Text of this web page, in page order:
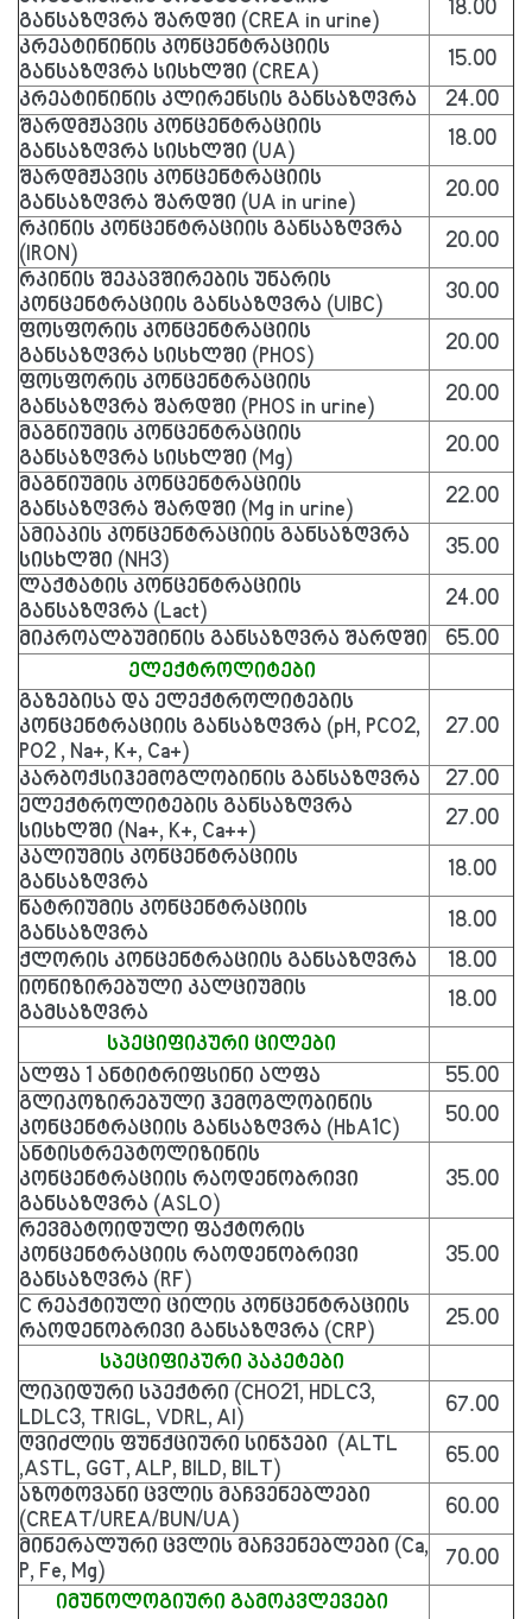
განსაზღვრა შარდში (CREA in urine)
18.00
კრეატინინის კონცენტრაციის
განსაზღვრა სისხლში (CREA)
15.00
კრეატინინის კლირენსის განსაზღვრა
24.00
შარდმჟავის კონცენტრაციის
განსაზღვრა სისხლში (UA)
18.00
შარდმჟავის კონცენტრაციის
განსაზღვრა შარდში (UA in urine)
20.00
რკინის კონცენტრაციის განსაზღვრა
(IRON)
20.00
რკინის შეკავშირების უნარის
კონცენტრაციის განსაზღვრა (UIBC)
30.00
ფოსფორის კონცენტრაციის
განსაზღვრა სისხლში (PHOS)
20.00
ფოსფორის კონცენტრაციის
განსაზღვრა შარდში (PHOS in urine)
20.00
მაგნიუმის კონცენტრაციის
განსაზღვრა სისხლში (Mg)
20.00
მაგნიუმის კონცენტრაციის
განსაზღვრა შარდში (Mg in urine)
22.00
ამიაკის კონცენტრაციის განსაზღვრა
სისხლში (NH3)
35.00
ლაქტატის კონცენტრაციის
განსაზღვრა (Lact)
24.00
მიკროალბუმინის განსაზღვრა შარდში
65.00
ელექტროლიტები
გაზებისა და ელექტროლიტების
კონცენტრაციის განსაზღვრა (pH, PCO2,
PO2 , Na+, K+, Ca+)
27.00
კარბოქსიჰემოგლობინის განსაზღვრა
27.00
ელექტროლიტების განსაზღვრა
სისხლში (Na+, K+, Ca++)
27.00
კალიუმის კონცენტრაციის
განსაზღვრა
18.00
ნატრიუმის კონცენტრაციის
განსაზღვრა
18.00
ქლორის კონცენტრაციის განსაზღვრა
18.00
იონიზირებული კალციუმის
გამსაზღვრა
18.00
სპეციფიკური ცილები
ალფა 1 ანტიტრიფსინი ალფა
55.00
გლიკოზირებული ჰემოგლობინის
კონცენტრაციის განსაზღვრა (HbA1C)
50.00
ანტისტრეპტოლიზინის
კონცენტრაციის რაოდენობრივი
განსაზღვრა (ASLO)
35.00
რევმატოიდული ფაქტორის
კონცენტრაციის რაოდენობრივი
განსაზღვრა (RF)
35.00
C რეაქტიული ცილის კონცენტრაციის
რაოდენობრივი განსაზღვრა (CRP)
25.00
სპეციფიკური პაკეტები
ლიპიდური სპექტრი (CHO21, HDLC3,
LDLC3, TRIGL, VDRL, AI)
67.00
ღვიძლის ფუნქციური სინჯები (ALTL
,ASTL, GGT, ALP, BILD, BILT)
65.00
აზოტოვანი ცვლის მაჩვენებლები
(CREAT/UREA/BUN/UA)
60.00
მინერალური ცვლის მაჩვენებლები (Ca,
P, Fe, Mg)
70.00
იმუნოლოგიური გამოკვლევები